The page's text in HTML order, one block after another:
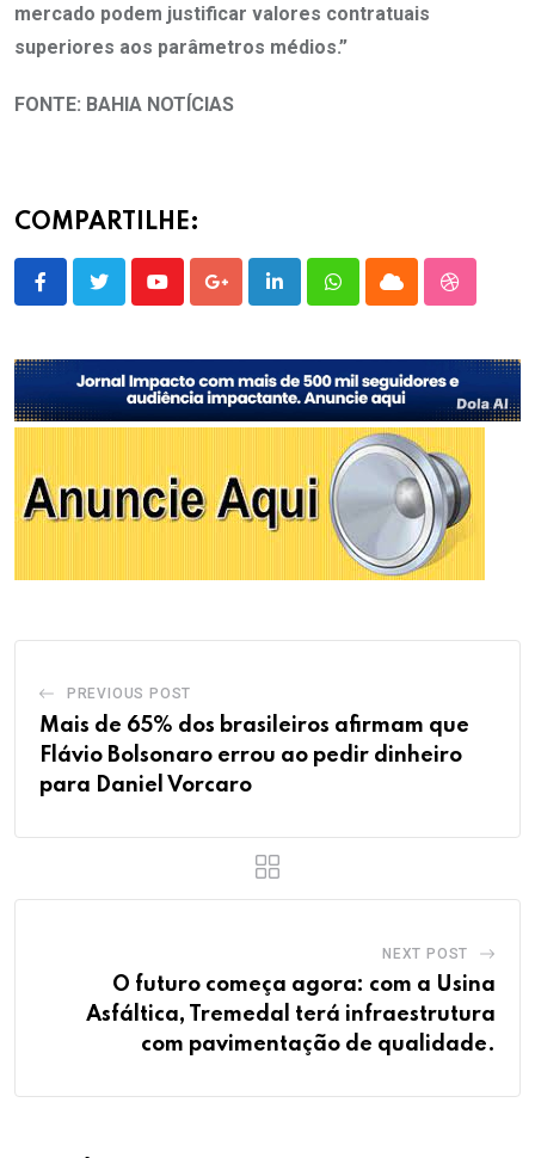
mercado podem justificar valores contratuais
superiores aos parâmetros médios.”
FONTE: BAHIA NOTÍCIAS
COMPARTILHE:
YoutubeGoogle+LinkedInWhatsappCloud
PREVIOUS POST
Mais de 65% dos brasileiros afirmam que
Flávio Bolsonaro errou ao pedir dinheiro
para Daniel Vorcaro
NEXT POST
O futuro começa agora: com a Usina
Asfáltica, Tremedal terá infraestrutura
com pavimentação de qualidade.